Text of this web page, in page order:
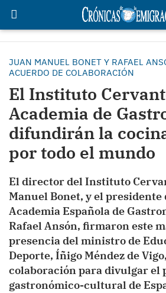
JUAN MANUEL BONET Y RAFAEL
ACUERDO DE COLABORACIÓN
El Instituto
Academia de
difundirán la
por todo el mundo
El director del Instituto
Manuel Bonet, y el presidente
Academia Española de
Rafael Ansón, firmaron este
presencia del ministro de
Deporte, Íñigo Méndez de
colaboración para divulgar el
gastronómico-cultural de